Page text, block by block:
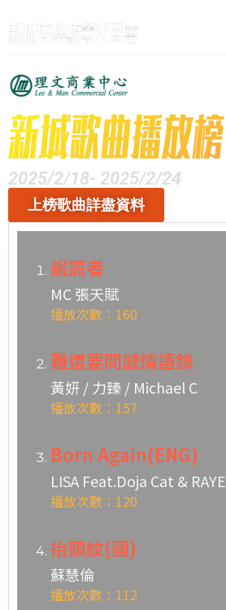
2025/2/18- 2025/2/24
上榜歌曲詳盡資料
說謊者
MC 張天賦
播放次數：160
難道要問感情語錄
黃妍 / 力臻 / Michael C
播放次數：157
Born Again(ENG)
LISA Feat.Doja Cat & RAYE
播放次數：120
抬頭紋(國)
蘇慧倫
播放次數：112